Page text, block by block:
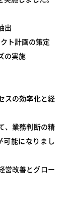
出
ト計画の策定
の実施
スの効率化と経
、業務判断の精
可能になりまし
営改善とグロー